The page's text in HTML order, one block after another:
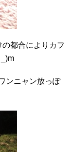
都合によりカフ
ンニャン放っぽ